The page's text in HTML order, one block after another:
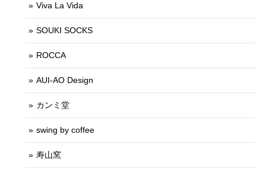
Viva La Vida
SOUKI SOCKS
ROCCA
AUI-AO Design
カンミ堂
swing by coffee
寿山窯